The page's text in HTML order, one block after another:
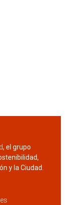
, el grupo
y la Ciudad.